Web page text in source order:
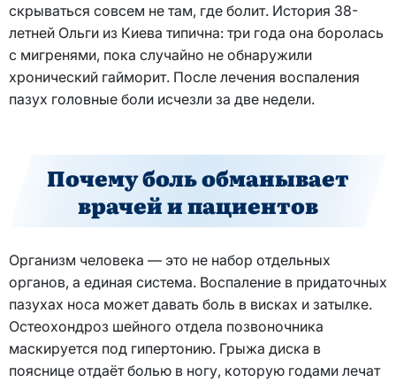
скрываться совсем не там, где болит. История 38-
летней Ольги из Киева типична: три года она боролась
с мигренями, пока случайно не обнаружили
хронический гайморит. После лечения воспаления
пазух головные боли исчезли за две недели.
Почему боль обманывает
врачей и пациентов
Организм человека — это не набор отдельных
органов, а единая система. Воспаление в придаточных
пазухах носа может давать боль в висках и затылке.
Остеохондроз шейного отдела позвоночника
маскируется под гипертонию. Грыжа диска в
пояснице отдаёт болью в ногу, которую годами лечат